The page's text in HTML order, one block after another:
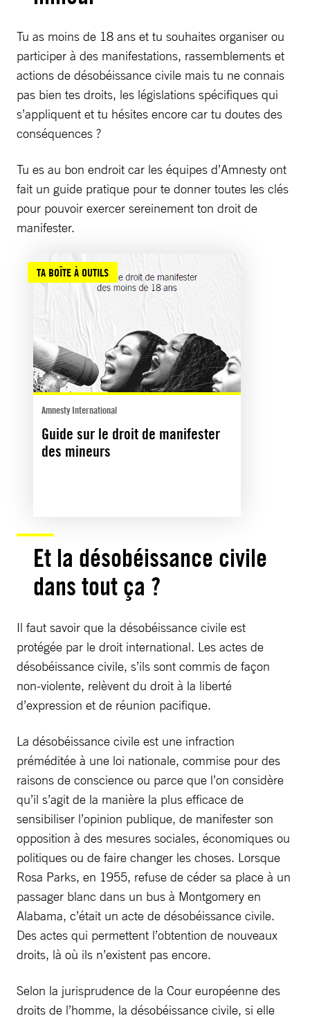
Tu as moins de 18 ans et tu souhaites organiser ou
participer à des manifestations, rassemblements et
actions de désobéissance civile mais tu ne connais
pas bien tes droits, les législations spécifiques qui
s’appliquent et tu hésites encore car tu doutes des
conséquences ?
Tu es au bon endroit car les équipes d’Amnesty ont
fait un guide pratique pour te donner toutes les clés
pour pouvoir exercer sereinement ton droit de
manifester.
TA BOÎTE À OUTILS
Amnesty International
Guide sur le droit de manifester
des mineurs
Et la désobéissance civile
dans tout ça ?
Il faut savoir que la désobéissance civile est
protégée par le droit international. Les actes de
désobéissance civile, s’ils sont commis de façon
non-violente, relèvent du droit à la liberté
d’expression et de réunion pacifique.
La désobéissance civile est une infraction
préméditée à une loi nationale, commise pour des
raisons de conscience ou parce que l’on considère
qu’il s’agit de la manière la plus efficace de
sensibiliser l’opinion publique, de manifester son
opposition à des mesures sociales, économiques ou
politiques ou de faire changer les choses. Lorsque
Rosa Parks, en 1955, refuse de céder sa place à un
passager blanc dans un bus à Montgomery en
Alabama, c’était un acte de désobéissance civile.
Des actes qui permettent l’obtention de nouveaux
droits, là où ils n’existent pas encore.
Selon la jurisprudence de la Cour européenne des
droits de l’homme, la désobéissance civile, si elle